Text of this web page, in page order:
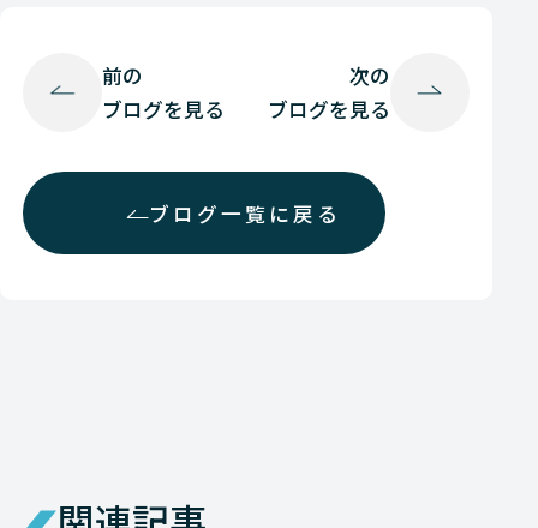
前の
ブログを見る
ブログ一覧に戻る
次の
ブログを見る